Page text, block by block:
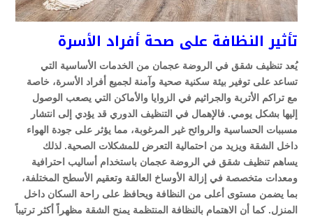
تأثير النظافة على صحة أفراد الأسرة
يُعد تنظيف شقق في الروضة عجمان من الخدمات الأساسية التي
تساعد على توفير بيئة سكنية صحية وآمنة لجميع أفراد الأسرة، خاصة
مع تراكم الأتربة والجراثيم في الزوايا والأماكن التي يصعب الوصول
إليها بشكل يومي. فالإهمال في التنظيف الدوري قد يؤدي إلى انتشار
مسببات الحساسية والروائح غير المرغوبة، مما يؤثر على جودة الهواء
داخل الشقة ويزيد من احتمالية التعرض للمشكلات الصحية. لذلك
يساهم تنظيف شقق في الروضة عجمان باستخدام أساليب احترافية
ومعدات متخصصة في إزالة الأوساخ العالقة وتعقيم الأسطح المختلفة،
بما يضمن مستوى أعلى من النظافة ويحافظ على راحة السكان داخل
المنزل. كما أن الاهتمام بالنظافة المنتظمة يمنح الشقة مظهراً أكثر ترتيباً